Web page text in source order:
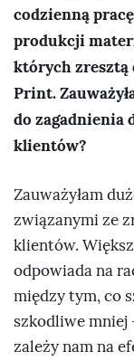
codzienną
produkcji
których zresztą
Print.
do zagadnienia
klientów?
Zauważyłam
związanymi ze
klientów.
odpowiada na
między tym, co
szkodliwe mniej
zależy nam na